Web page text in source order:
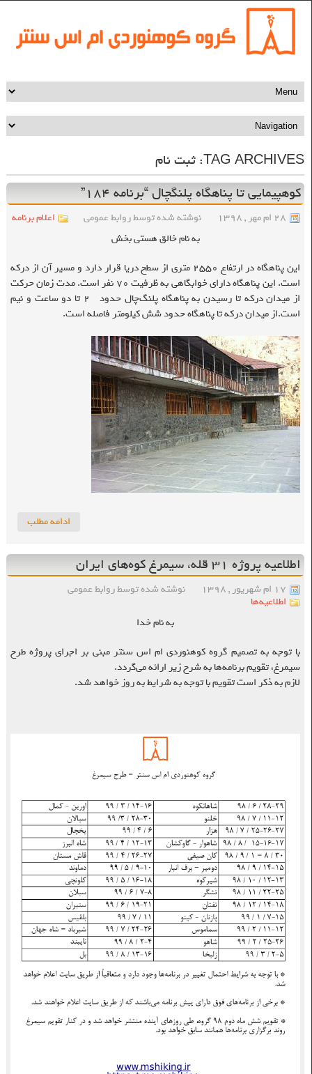
TAG ARCHIVES: ثبت نام
کوهپیمایی تا پناهگاه پلنگچال “برنامه ۱۸۴”
۲۸ ام مهر , ۱۳۹۸ نوشته شده توسط روابط عمومی
اعلام برنامه
به نام خالق هستی بخش
این پناهگاه در ارتفاع ۲۵۵۰ متری از سطح دریا قرار دارد و مسیر آن از درکه
است. این پناهگاه دارای خوابگاهی به ظرفیت ۷۰ نفر است. مدت زمان حرکت
از میدان درکه تا رسیدن به پناهگاه پلنگ‌چال حدود ۲ تا دو ساعت و نیم
است.از میدان درکه تا پناهگاه حدود شش کیلومتر فاصله است.
ادامه مطلب
اطلاعیه پروژه ۳۱ قله، سیمرغ کوه‌های ایران
۱۷ ام شهریور , ۱۳۹۸ نوشته شده توسط روابط عمومی
اطلاعیه‌ها
به نام خدا
با توجه به تصمیم گروه کوهنوردی ام اس سنتر مبنی بر اجرای پروژه طرح
سیمرغ، تقویم برنامه‌ها به شرح زیر ارائه می‌گردد.
لازم به ذکر است تقویم با توجه به شرایط به روز خواهد شد.